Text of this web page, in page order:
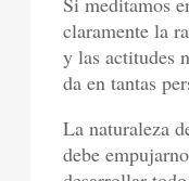
claramente la
y las actitudes
da en tantas
La naturaleza
debe